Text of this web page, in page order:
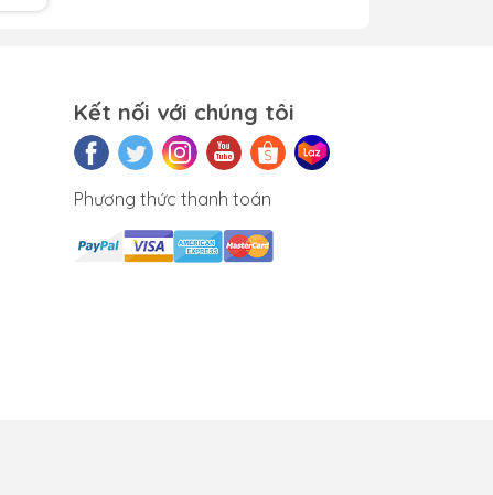
Kết nối với chúng tôi
Phương thức thanh toán